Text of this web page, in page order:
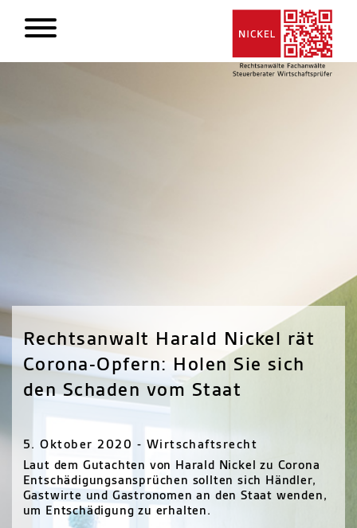
Rechtsanwalt Harald Nickel rät
Corona-Opfern: Holen Sie sich
den Schaden vom Staat
5. Oktober 2020 - Wirtschaftsrecht
Laut dem Gutachten von Harald Nickel zu Corona
Entschädigungsansprüchen sollten sich Händler,
Gastwirte und Gastronomen an den Staat wenden,
um Entschädigung zu erhalten.